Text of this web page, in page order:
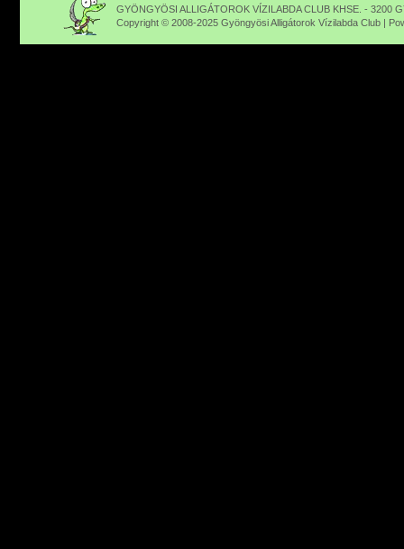
GYÖNGYÖSI ALLIGÁTOROK VÍZILABDA CLUB KHSE. - 3200
Copyright © 2008-2025 Gyöngyösi Alligátorok Vízilabda Club |